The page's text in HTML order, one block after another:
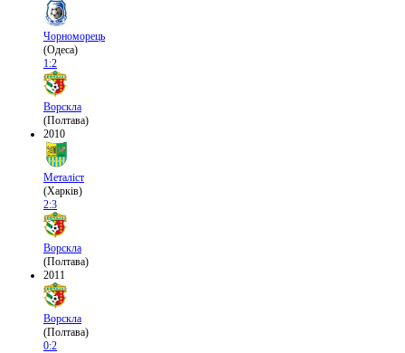
Чорноморець
(Одеса)
1:2
Ворскла
(Полтава)
2010
Металіст
(Харків)
2:3
Ворскла
(Полтава)
2011
Ворскла
(Полтава)
0:2